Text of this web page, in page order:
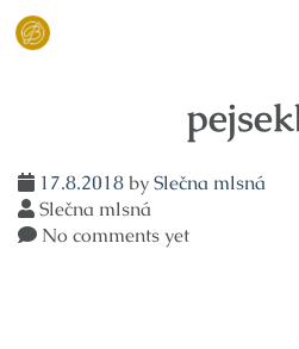
Skip
17.8.2018bySlečna mlsná
Slečna mlsná
No comments yet